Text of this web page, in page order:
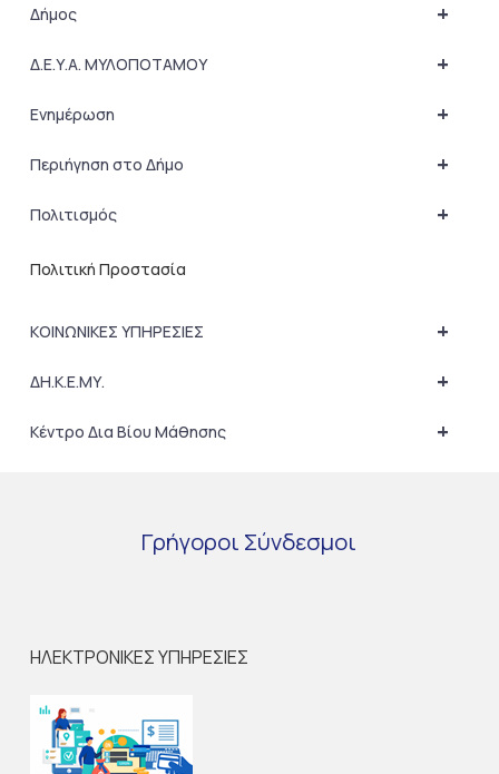
+
Δήμος
+
Δ.Ε.Υ.Α. ΜΥΛΟΠΟΤΑΜΟΥ
+
Ενημέρωση
+
Περιήγηση στο Δήμο
+
Πολιτισμός
Πολιτική Προστασία
+
ΚΟΙΝΩΝΙΚΕΣ ΥΠΗΡΕΣΙΕΣ
+
ΔΗ.Κ.Ε.ΜΥ.
+
Κέντρο Δια Βίου Μάθησης
Γρήγοροι Σύνδεσμοι
ΗΛΕΚΤΡΟΝΙΚΕΣ ΥΠΗΡΕΣΙΕΣ